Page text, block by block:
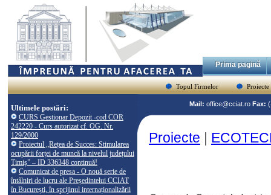
Prima pagină
Topul Firmelor Proiecte
Ultimele postări:
CURS Gestionar Depozit -cod COR
242220 - Curs autorizat cf. OG. Nr.
129/2000
Proiectul „Rețea de Succes: Stimularea
ocupării forței de muncă la nivelul județului
Timiș” – ID 336348 continuă!
Comunicat de presa - O nouă serie de
întâlniri de lucru ale Președintelui CCIAT
în București, în sprijinul internaționalizării
Mail: office@cciat.ro Fax:
Proiecte |